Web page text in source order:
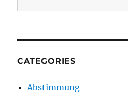
CATEGORIES
Abstimmung